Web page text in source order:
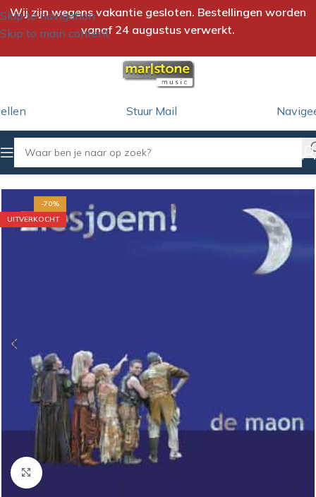
Skip to navigation
Skip to main content
Wij zijn wegens vakantie gesloten. Bestellingen worden
vanaf 24 augustus verwerkt.
Stuur Mail
Home/CD Ziesjoem
-70%
UITVERKOCHT
Klik om te vergroten